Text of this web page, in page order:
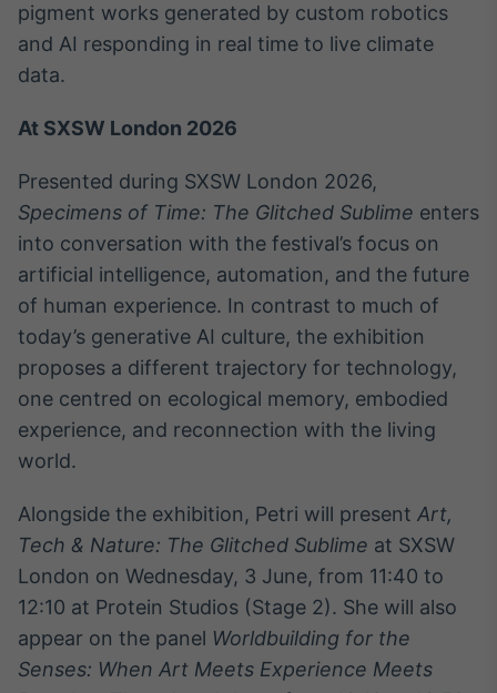
Broadcast
Broadcast
Curadoria
Curadoria de
conteúdos
noticiosos
Soluções de
Tecnologia
Broadcast
Monitoramento
conteúdos
Broadcast
Fundos
A melhor
plataforma para
analisar fundos
de investimento
no Brasil
pigment works generated by custom robotics
and AI responding in real time to live climate
data.
At SXSW London 2026
Presented during SXSW London 2026,
Specimens of Time: The Glitched Sublime enters
into conversation with the festival’s focus on
artificial intelligence, automation, and the future
of human experience. In contrast to much of
today’s generative AI culture, the exhibition
proposes a different trajectory for technology,
one centred on ecological memory, embodied
experience, and reconnection with the living
world.
Alongside the exhibition, Petri will present Art,
Tech & Nature: The Glitched Sublime at SXSW
London on Wednesday, 3 June, from 11:40 to
12:10 at Protein Studios (Stage 2). She will also
appear on the panel Worldbuilding for the
Senses: When Art Meets Experience Meets